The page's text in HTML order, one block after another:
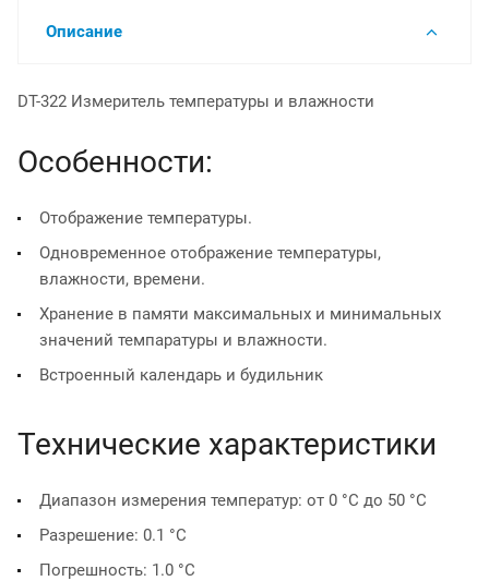
Описание
DT-322 Измеритель температуры и влажности
Особенности:
Отображение температуры.
Одновременное отображение температуры,
влажности, времени.
Хранение в памяти максимальных и минимальных
значений темпаратуры и влажности.
Встроенный календарь и будильник
Технические характеристики
Диапазон измерения температур: от 0 °С до 50 °С
Разрешение: 0.1 °С
Погрешность: 1.0 °С